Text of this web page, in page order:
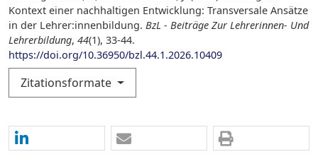
Kontext einer nachhaltigen Entwicklung: Transversale Ansätze
in der Lehrer:innenbildung. BzL - Beiträge Zur Lehrerinnen- Und
Lehrerbildung, 44(1), 33-44.
https://doi.org/10.36950/bzl.44.1.2026.10409
Zitationsformate